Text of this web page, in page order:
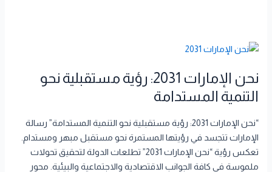
نحن الإمارات 2031: رؤية مستقبلية نحو
التنمية المستدامة
“نحن الإمارات 2031: رؤية مستقبلية نحو التنمية المستدامة” رسالة
الإمارات تتجسد في رؤيتها المستمرة نحو مستقبل مبهر ومستدام.
تعكس رؤية “نحن الإمارات 2031” تطلعات الدولة لتحقيق تحولات
ملموسة في كافة الجوانب الاقتصادية والاجتماعية والبيئية. محور
نحن
رؤية
مستقبلية
نحو
التنمية
المستدامة